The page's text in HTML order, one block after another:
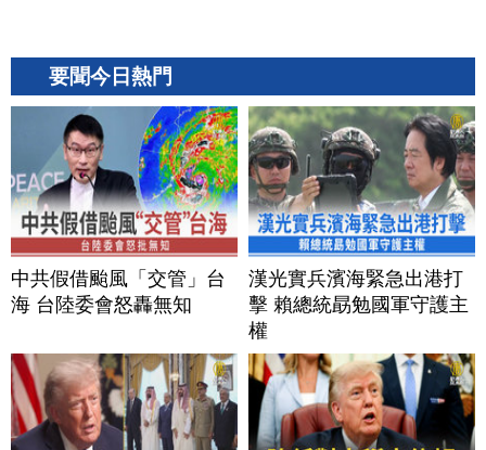
要聞今日熱門
中共假借颱風「交管」台
海 台陸委會怒轟無知
漢光實兵濱海緊急出港打
擊 賴總統勗勉國軍守護主
權